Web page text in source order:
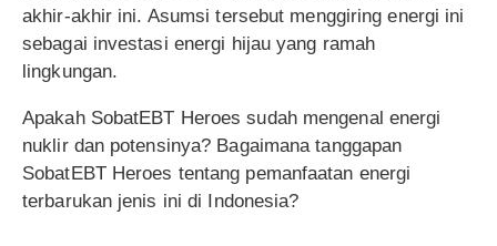
akhir-akhir ini. Asumsi tersebut menggiring energi ini
sebagai investasi energi hijau yang ramah
lingkungan.
Apakah SobatEBT Heroes sudah mengenal energi
nuklir dan potensinya? Bagaimana tanggapan
SobatEBT Heroes tentang pemanfaatan energi
terbarukan jenis ini di Indonesia?